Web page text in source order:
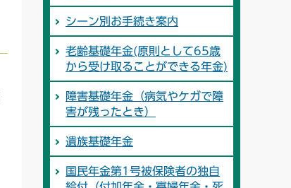
シーン別お手続き案内
老齢基礎年金(原則として65歳
から受け取ることができる年金)
障害基礎年金（病気やケガで障
害が残ったとき）
遺族基礎年金
国民年金第1号被保険者の独自